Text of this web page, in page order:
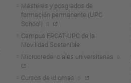
Másteres y posgrados de
formación permanente (UPC
School)
Campus FPCAT-UPC de la
Movilidad Sostenible
Microcredenciales universitarias
Cursos de idiomas